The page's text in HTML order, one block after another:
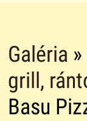
Galéria »
grill,
Basu